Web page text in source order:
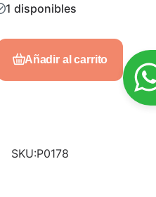
1 disponibles
Añadir al carrito
SKU:P0178